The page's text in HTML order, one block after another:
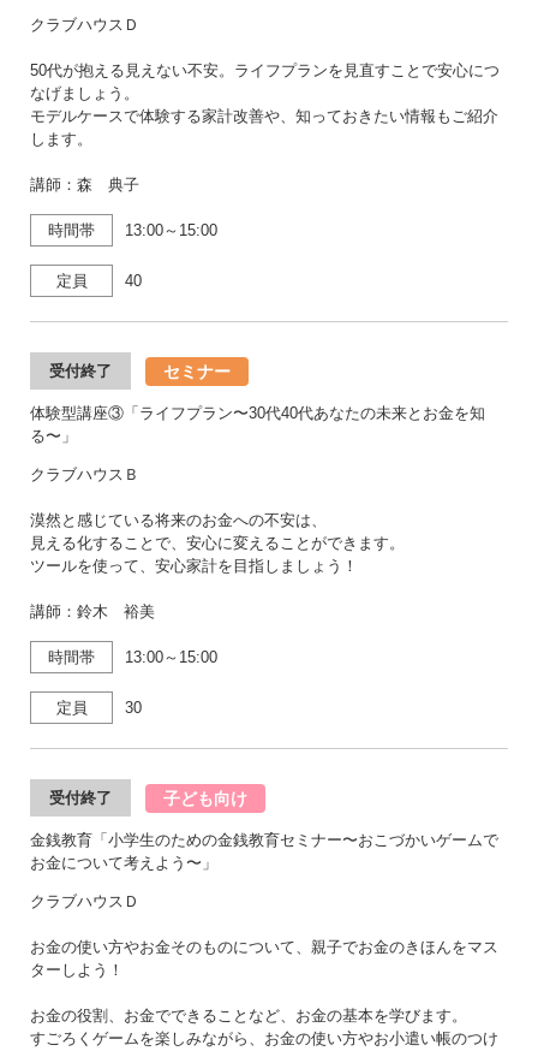
クラブハウスＤ
50代が抱える見えない不安。ライフプランを見直すことで安心につ
なげましょう。
モデルケースで体験する家計改善や、知っておきたい情報もご紹介
します。
講師：森 典子
時間帯 13:00～15:00
定員 40
受付終了 セミナー
体験型講座③「ライフプラン〜30代40代あなたの未来とお金を知
る〜」
クラブハウスＢ
漠然と感じている将来のお金への不安は、
見える化することで、安心に変えることができます。
ツールを使って、安心家計を目指しましょう！
講師：鈴木 裕美
時間帯 13:00～15:00
定員 30
受付終了 子ども向け
金銭教育「小学生のための金銭教育セミナー〜おこづかいゲームで
お金について考えよう〜」
クラブハウスＤ
お金の使い方やお金そのものについて、親子でお金のきほんをマス
ターしよう！
お金の役割、お金でできることなど、お金の基本を学びます。
すごろくゲームを楽しみながら、お金の使い方やお小遣い帳のつけ